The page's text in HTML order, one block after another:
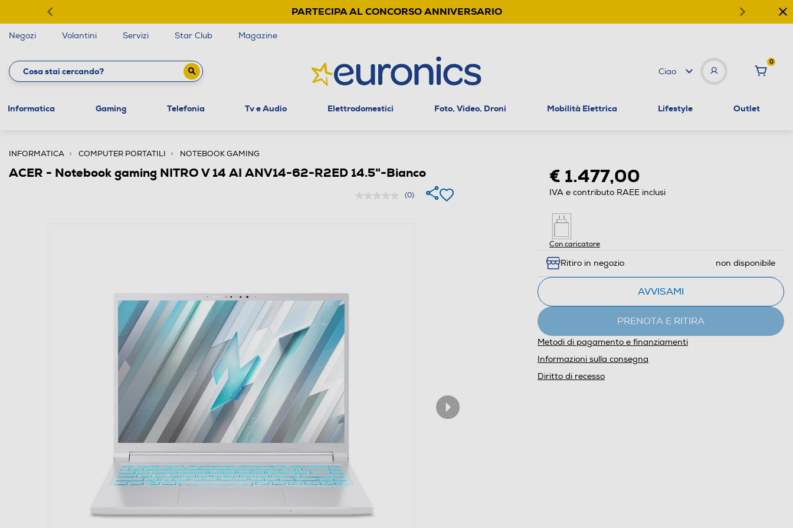
PARTECIPA AL CONCORSO ANNIVERSARIO
Negozi Volantini Servizi Star Club Magazine
Ciao
0
Informatica Gaming Telefonia Tv e Audio Elettrodomestici Foto, Video, Droni Mobilità Elettrica Lifestyle Outlet
INFORMATICA COMPUTER PORTATILI NOTEBOOK GAMING
ACER - Notebook gaming NITRO V 14 AI ANV14-62-R2ED 14.5"-Bianco
(0)
€ 1.477,00
IVA e contributo RAEE inclusi
Con caricatore
Ritiro in negozio non disponibile
AVVISAMI
PRENOTA E RITIRA
Metodi di pagamento e finanziamenti
Informazioni sulla consegna
Diritto di recesso